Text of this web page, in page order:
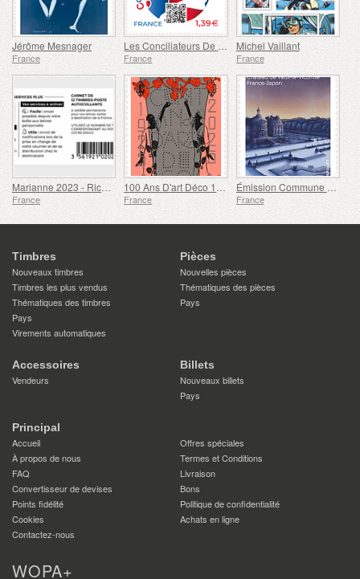
Jérôme Mesnager
France
Les Conciliateurs De Justice
France
Michel Vaillant
France
Marianne 2023 - Riches Heures
France
100 Ans D'art Déco 1925-2025
France
Émission Commune de Timbres France-Japon
France
Timbres
Nouveaux timbres
Timbres les plus vendus
Thématiques des timbres
Pays
Virements automatiques
Pièces
Nouvelles pièces
Thématiques des pièces
Pays
Accessoires
Vendeurs
Billets
Nouveaux billets
Pays
Principal
Accueil
Offres spéciales
À propos de nous
Termes et Conditions
FAQ
Livraison
Convertisseur de devises
Bons
Points fidélité
Politique de confidentialité
Cookies
Achats en ligne
Contactez-nous
WOPA+